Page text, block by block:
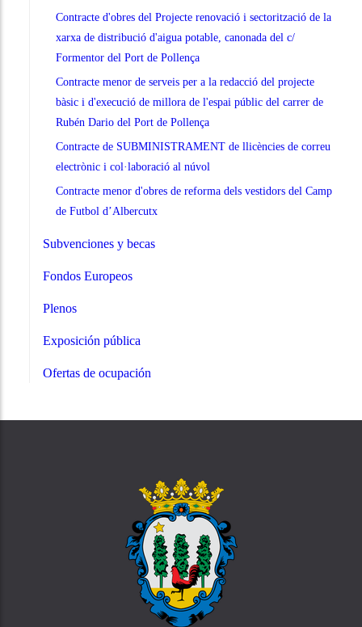
Contracte d'obres del Projecte renovació i sectorització de la
xarxa de distribució d'aigua potable, canonada del c/
Formentor del Port de Pollença
Contracte menor de serveis per a la redacció del projecte
bàsic i d'execució de millora de l'espai públic del carrer de
Rubén Dario del Port de Pollença
Contracte de SUBMINISTRAMENT de llicències de correu
electrònic i col·laboració al núvol
Contracte menor d'obres de reforma dels vestidors del Camp
de Futbol d’Albercutx
Subvenciones y becas
Fondos Europeos
Plenos
Exposición pública
Ofertas de ocupación